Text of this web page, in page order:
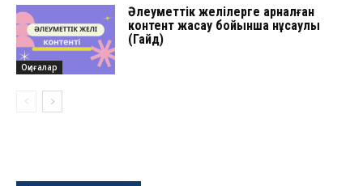
Оқиғалар
Әлеуметтік желілерге арналған
контент жасау бойынша нұсқаулық
(Гайд)